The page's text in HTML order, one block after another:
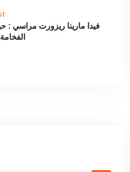
فيدا مارينا ريزورت مراسي :